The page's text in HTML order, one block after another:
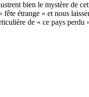
bien le mystère de
étrange » et nous
de « ce pays